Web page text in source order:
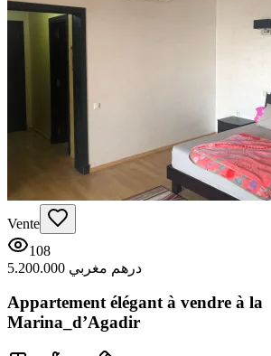
Vente
108
5.200.000 درهم مغربي
Appartement élégant à vendre à la
Marina_d’Agadir